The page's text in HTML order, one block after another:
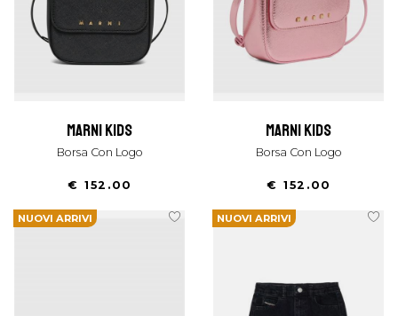
marni kids
Borsa Con Logo
€ 152.00
marni kids
Borsa Con Logo
€ 152.00
NUOVI ARRIVI NUOVI ARRIVI